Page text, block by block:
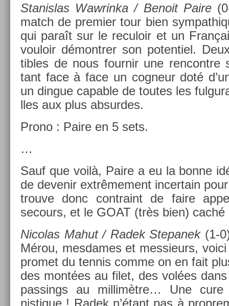
Stanis­las Waw­rinka / Be­noit Paire
match de pre­mi­er tour bien
qui paraît sur le re­culoir et un
vouloir démontr­er son poten­tiel.
tibles de nous four­nir une re­ncontre
tant face à face un cog­neur doté
un di­ngue cap­able de toutes les
lles aux plus ab­sur­des.
Prono : Paire en 5 sets.
…
Sauf que voilà, Paire a eu la bonne
de de­venir ex­trême­ment in­cer­tain
trouve donc contra­int de faire
secours, et le GOAT (très bien) caché
Nicolas Mahut / Radek Stepanek (1-
Mérou, mes­dames et mes­sieurs,
pro­met du ten­nis comme on en fait
des montées au filet, des volées
pass­ings au mil­limètre… Une
nistique ! Radek n’étant pas à